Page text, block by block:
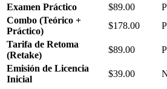
Examen Práctico
$89.00
Combo (Teórico +
Práctico)
$178.00
Tarifa de Retoma
(Retake)
$89.00
Emisión de Licencia
Inicial
$39.00